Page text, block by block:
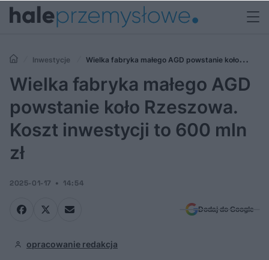
Inwestycje
Wielka fabryka małego AGD powstanie koło
Rzeszowa. Koszt inwestycji to 600 mln zł
Wielka fabryka małego AGD
powstanie koło Rzeszowa.
Koszt inwestycji to 600 mln
zł
2025-01-17 14:54
Dodaj do Google
opracowanie redakcja